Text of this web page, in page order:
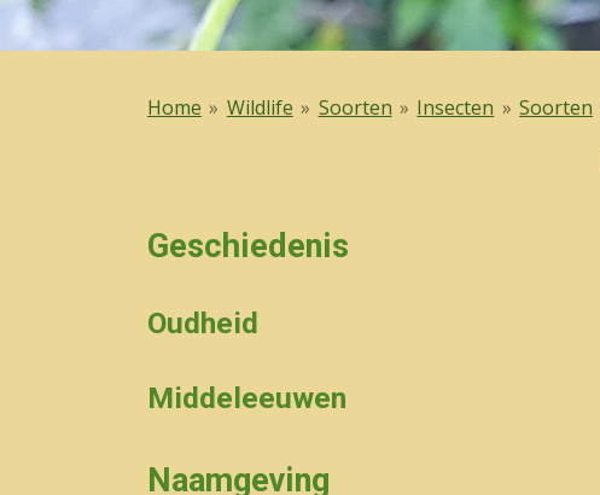
Home » Wildlife » Soorten » Insecten » Soorten
Geschiedenis
Oudheid
Middeleeuwen
Naamgeving